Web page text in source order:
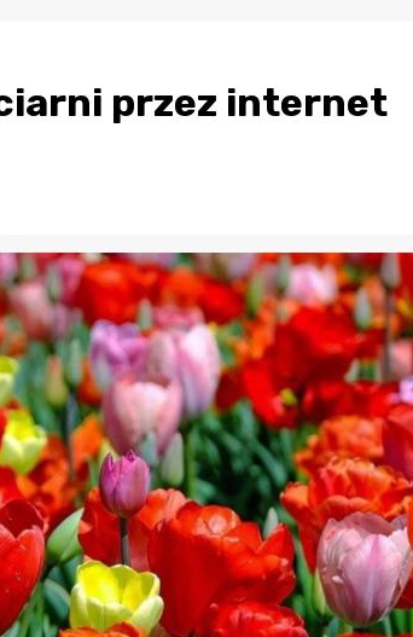
przez internet